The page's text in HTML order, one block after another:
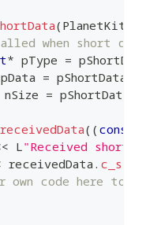
( PlanetKit
when short data
* pType =
pData = pShortDataParam
nSize =
receivedData( ( const
L"Received short
receivedData . c_str
own code here to